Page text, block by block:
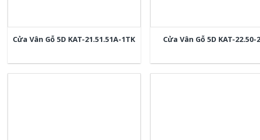
Cửa Vân Gỗ 5D KAT-21.51.51A-1TK Cửa Vân Gỗ 5D KAT-22.50-